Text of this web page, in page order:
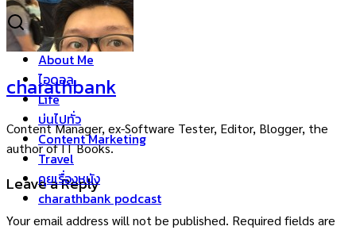
About Me
ไอดอล
Life
บ่นไปทั่ว
Content Marketing
Travel
คุยเรื่องหนัง
charathbank podcast
charathbank
Content Manager, ex-Software Tester, Editor, Blogger, the
author of IT Books.
Leave a Reply
Your email address will not be published. Required fields are